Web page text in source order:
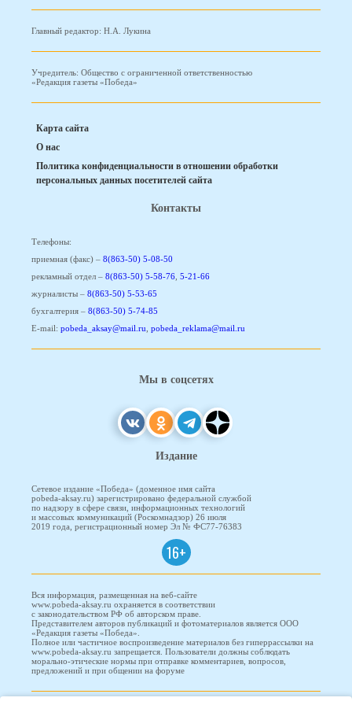
Главный редактор: Н.А. Лукина
Учредитель: Общество с ограниченной ответственностью
«Редакция газеты «Победа»
Карта сайта
О нас
Политика конфиденциальности в отношении обработки
персональных данных посетителей сайта
Контакты
Телефоны:
приемная (факс) – 8(863-50) 5-08-50
рекламный отдел – 8(863-50) 5-58-76 5-21-66
журналисты – 8(863-50) 5-53-65
бухгалтерия – 8(863-50) 5-74-85
E-mail: pobeda_aksay@mail.ru pobeda_reklama@mail.ru
Мы в соцсетях
Издание
Сетевое издание «Победа» (доменное имя сайта
pobeda-aksay.ru) зарегистрировано федеральной службой
по надзору в сфере связи, информационных технологий
и массовых коммуникаций (Роскомнадзор) 26 июля
2019 года, регистрационный номер Эл № ФС77-76383
16+
Вся информация, размещенная на веб-сайте
www.pobeda-aksay.ru охраняется в соответствии
с законодательством РФ об авторском праве.
Представителем авторов публикаций и фотоматериалов является ООО
«Редакция газеты «Победа».
Полное или частичное воспроизведение материалов без гиперрассылки на
www.pobeda-aksay.ru запрещается. Пользователи должны соблюдать
морально-этические нормы при отправке комментариев, вопросов,
предложений и при общении на форуме